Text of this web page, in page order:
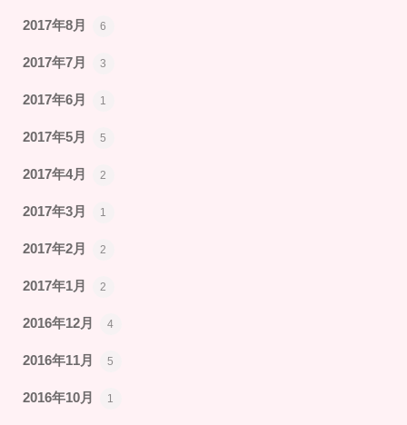
2017年8月 6
2017年7月 3
2017年6月 1
2017年5月 5
2017年4月 2
2017年3月 1
2017年2月 2
2017年1月 2
2016年12月 4
2016年11月 5
2016年10月 1